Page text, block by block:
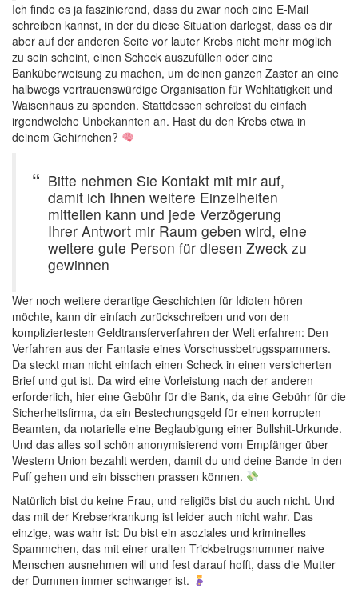
Ich finde es ja faszinierend, dass du zwar noch eine E-Mail
schreiben kannst, in der du diese Situation darlegst, dass es dir
aber auf der anderen Seite vor lauter Krebs nicht mehr möglich
zu sein scheint, einen Scheck auszufüllen oder eine
Banküberweisung zu machen, um deinen ganzen Zaster an eine
halbwegs vertrauenswürdige Organisation für Wohltätigkeit und
Waisenhaus zu spenden. Stattdessen schreibst du einfach
irgendwelche Unbekannten an. Hast du den Krebs etwa in
deinem Gehirnchen?
Bitte nehmen Sie Kontakt mit mir auf,
damit ich Ihnen weitere Einzelheiten
mitteilen kann und jede Verzögerung
Ihrer Antwort mir Raum geben wird, eine
weitere gute Person für diesen Zweck zu
gewinnen
Wer noch weitere derartige Geschichten für Idioten hören
möchte, kann dir einfach zurückschreiben und von den
kompliziertesten Geldtransferverfahren der Welt erfahren: Den
Verfahren aus der Fantasie eines Vorschussbetrugsspammers.
Da steckt man nicht einfach einen Scheck in einen versicherten
Brief und gut ist. Da wird eine Vorleistung nach der anderen
erforderlich, hier eine Gebühr für die Bank, da eine Gebühr für die
Sicherheitsfirma, da ein Bestechungsgeld für einen korrupten
Beamten, da notarielle eine Beglaubigung einer Bullshit-Urkunde.
Und das alles soll schön anonymisierend vom Empfänger über
Western Union bezahlt werden, damit du und deine Bande in den
Puff gehen und ein bisschen prassen können.
Natürlich bist du keine Frau, und religiös bist du auch nicht. Und
das mit der Krebserkrankung ist leider auch nicht wahr. Das
einzige, was wahr ist: Du bist ein asoziales und kriminelles
Spammchen, das mit einer uralten Trickbetrugsnummer naive
Menschen ausnehmen will und fest darauf hofft, dass die Mutter
der Dummen immer schwanger ist.